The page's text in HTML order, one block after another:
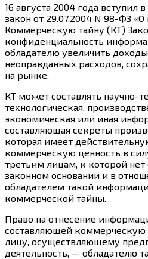
16 августа 2004 года вступил
закон от 29.07.2004 N 98-ФЗ
Коммерческую тайну (КТ)
конфиденциальность
обладателю увеличить
неоправданных расходов,
на рынке.
КТ может составлять научно-
технологическая,
экономическая или иная
составляющая секреты
которая имеет
коммерческую ценность в
третьим лицам, к которой нет
законном основании и в
обладателем такой
коммерческой тайны.
Право на отнесение
составляющей коммерческую
лицу, осуществляющему
деятельность, — обладателю